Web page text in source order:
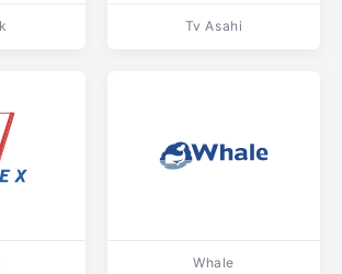
Tv Asahi
Whale